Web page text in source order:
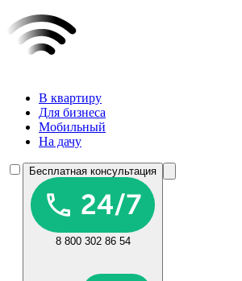
В квартиру
Для бизнеса
Мобильный
На дачу
Бесплатная консультация
8 800 302 86 54